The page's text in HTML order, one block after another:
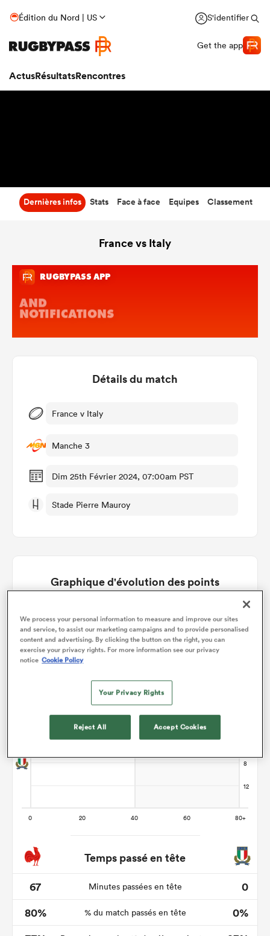
Édition du Nord | US S'identifier
Get the app
ActusRésultatsRencontres
Dernières infos Stats Face à face Equipes Classement
France vs Italy
Détails du match
France v Italy
Manche 3
Dim 25th Février 2024, 07:00am PST
Stade Pierre Mauroy
Graphique d'évolution des points
Temps passé en tête
67
Minutes passées en tête
0
80%
% du match passés en tête
0%
We process your personal information to measure and improve our sites
and service, to assist our marketing campaigns and to provide personalised
content and advertising. By clicking the button on the right, you can
exercise your privacy rights. For more information see our privacy
notice Cookie Policy
Your Privacy Rights
Reject All Accept Cookies